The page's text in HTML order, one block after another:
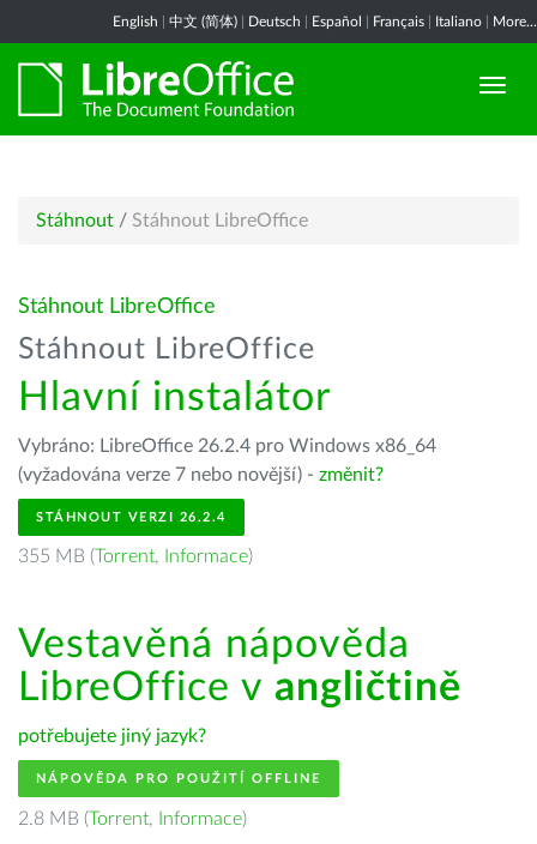
English 中文 (简体) Deutsch Español Français Italiano More...
Stáhnout / Stáhnout LibreOffice
Stáhnout LibreOffice
Stáhnout LibreOffice
Hlavní instalátor
Vybráno: LibreOffice 26.2.4 pro Windows x86_64
(vyžadována verze 7 nebo novější) - změnit?
STÁHNOUT VERZI 26.2.4
355 MB (Torrent, Informace)
Vestavěná nápověda
LibreOffice v angličtině
potřebujete jiný jazyk?
NÁPOVĚDA PRO POUŽITÍ OFFLINE
2.8 MB (Torrent, Informace)